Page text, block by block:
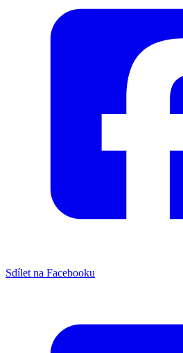
Sdílet na Facebooku